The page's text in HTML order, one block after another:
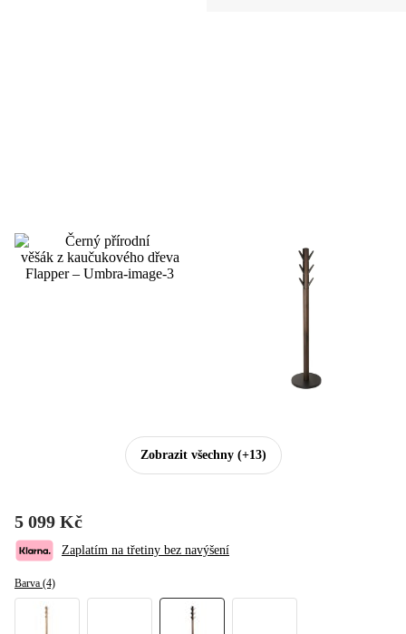
Zobrazit všechny(+13)
5 099 Kč
Zaplatím na třetiny bez navýšení
Barva (4)